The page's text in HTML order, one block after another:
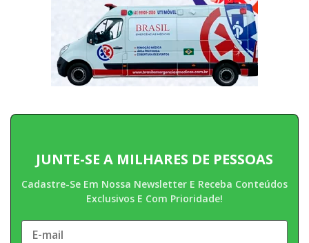
JUNTE-SE A MILHARES DE PESSOAS
Cadastre-Se Em Nossa Newsletter E Receba Conteúdos
Exclusivos E Com Prioridade!